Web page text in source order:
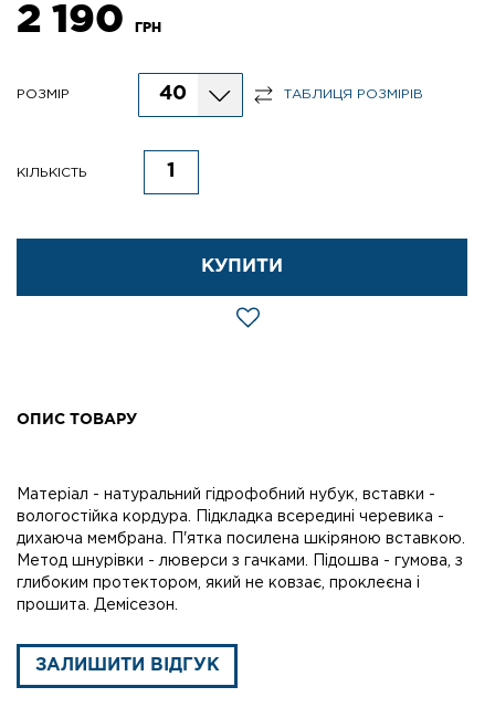
2 190 ГРН
РОЗМІР 40 ТАБЛИЦЯ РОЗМІРІВ
КІЛЬКІСТЬ
КУПИТИ
ОПИС ТОВАРУ
Матеріал - натуральний гідрофобний нубук, вставки -
вологостійка кордура. Підкладка всередині черевика -
дихаюча мембрана. П'ятка посилена шкіряною вставкою.
Метод шнурівки - люверси з гачками. Підошва - гумова, з
глибоким протектором, який не ковзає, проклеєна і
прошита. Демісезон.
ЗАЛИШИТИ ВІДГУК